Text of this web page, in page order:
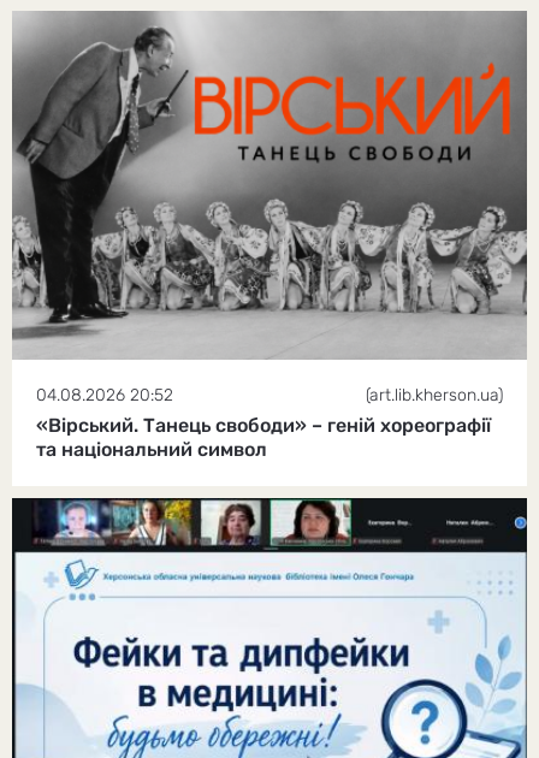
04.08.2026 20:52 (art.lib.kherson.ua)
«Вірський. Танець свободи» – геній хореографії
та національний символ